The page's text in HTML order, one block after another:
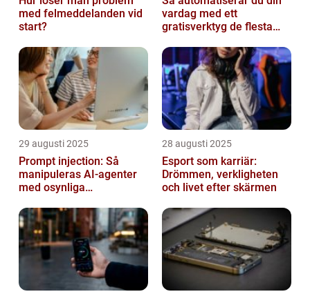
med felmeddelanden vid
start?
vardag med ett
gratisverktyg de flesta
29 augusti 2025
Prompt injection: Så
manipuleras AI-agenter
med osynliga
28 augusti 2025
Esport som karriär:
Drömmen, verkligheten
och livet efter skärmen